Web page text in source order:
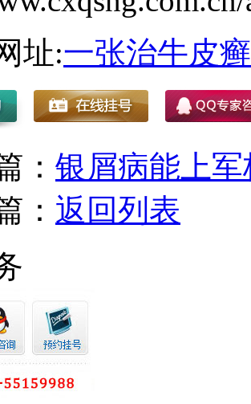
址:一张治牛皮
： 银屑病能上军
： 返回列表